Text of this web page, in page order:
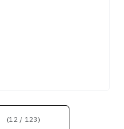
(12 / 123)